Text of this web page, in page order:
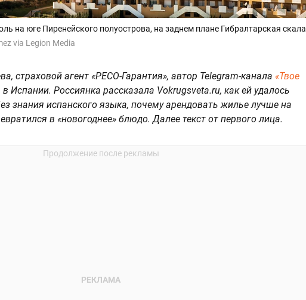
на юге Пиренейского полуострова, на заднем плане Гибралтарская скала
via Legion Media
страховой агент «РЕСО-Гарантия», автор Telegram-канала «Твое
в Испании. Россиянка рассказала Vokrugsveta.ru, как ей удалось
знания испанского языка, почему арендовать жилье лучше на
в «новогоднее» блюдо. Далее текст от первого лица.